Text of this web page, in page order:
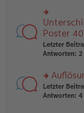
tr
a
g
e
n
er
B
ei
tr
g
u
n
g
el
es
e
er
B
ei
tr
rs
te
r
u
n
el
es
e
Poster
Letzter
Antworten: 2
rs
te
Letzter
Antworten: 4